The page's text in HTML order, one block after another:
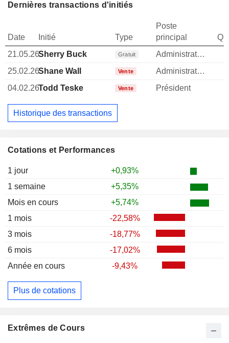
Cotations et Performances
1 jour
+0,93%
1 semaine
+5,35%
Mois en cours
+5,74%
1 mois
-22,58%
3 mois
-18,77%
6 mois
-17,02%
Année en cours
-9,43%
Plus de cotations
Extrêmes de Cours
Dernières transactions d'initiés
Date Initié Type
Poste
principal
21.05.26Sherry Buck Gratuit
Administrateur
25.02.26Shane Wall Vente
Administrateur
04.02.26Todd Teske Vente Président
Historique des transactions